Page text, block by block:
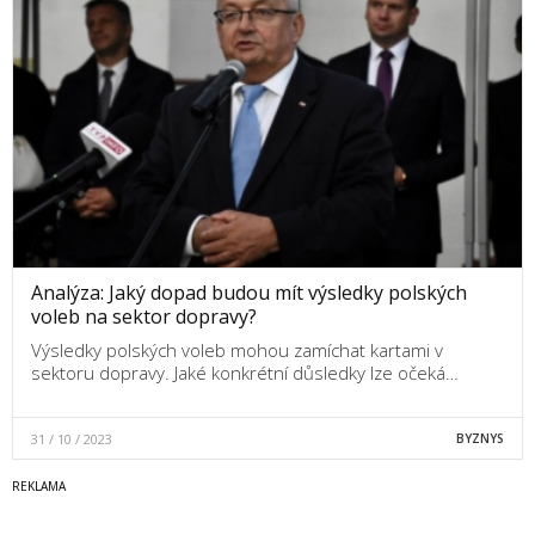
Analýza: Jaký dopad budou mít výsledky polských
voleb na sektor dopravy?
Výsledky polských voleb mohou zamíchat kartami v
sektoru dopravy. Jaké konkrétní důsledky lze očeká…
31 / 10 / 2023 BYZNYS